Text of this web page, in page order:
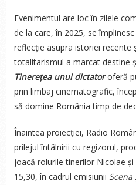
Evenimentul are loc în zilele
de la care, în 2025, se împlinesc
reflecție asupra istoriei recente
totalitarismul a marcat destine
Tinerețea unui dictatoroferă
prin limbaj cinematografic,
să domine România timp de
Înaintea proiecției, Radio
prilejul întâlnirii cu regizorul,
joacă rolurile tinerilor Nicolae și
15,30, în cadrul emisiunii